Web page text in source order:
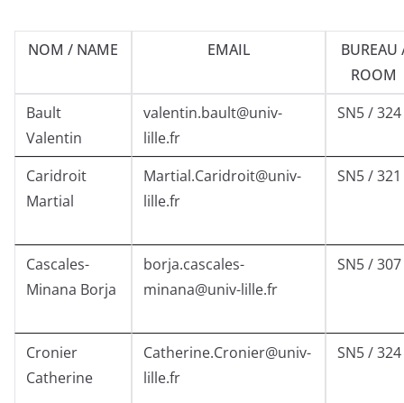
NOM / NAME EMAIL
BUREAU
ROOM
Bault
Valentin
valentin.bault@univ-
lille.fr
SN5 / 324
Caridroit
Martial
Martial.Caridroit@univ-
lille.fr
SN5 / 321
Cascales-
Minana Borja
borja.cascales-
minana@univ-lille.fr
SN5 / 307
Cronier
Catherine
Catherine.Cronier@univ-
lille.fr
SN5 / 324